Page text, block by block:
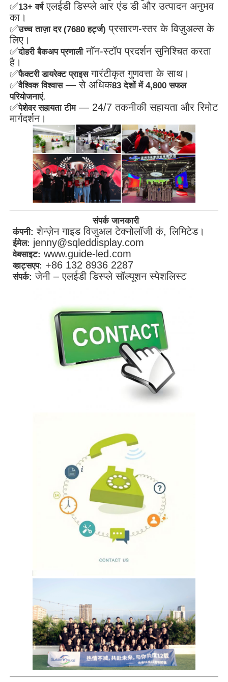
✅13+ वर्षएलईडी डिस्प्ले आर एंड डी और उत्पादन अनुभव
का।
✅उच्च ताज़ा दर (7680 हर्ट्ज) प्रसारण-स्तर के विज़ुअल्स के
लिए।
✅दोहरी बैकअप प्रणालीनॉन-स्टॉप प्रदर्शन सुनिश्चित करता
है।
✅फैक्टरी डायरेक्ट प्राइसगारंटीकृत गुणवत्ता के साथ।
✅वैश्विक विश्वास— से अधिक83 देशों में 4,800 सफल
परियोजनाएं.
✅पेशेवर सहायता टीम— 24/7 तकनीकी सहायता और रिमोट
मार्गदर्शन।
संपर्क जानकारी
कंपनी: शेन्ज़ेन गाइड विजुअल टेक्नोलॉजी कं, लिमिटेड।
ईमेल: jenny@sqleddisplay.com
वेबसाइट: www.guide-led.com
व्हाट्सएप: +86 132 8936 2287
संपर्क: जेनी – एलईडी डिस्प्ले सॉल्यूशन स्पेशलिस्ट